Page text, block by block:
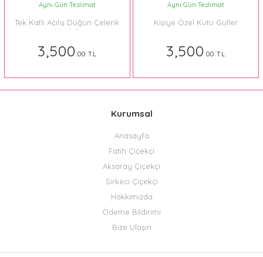
Aynı Gün Teslimat
Tek Katlı Açılış Düğün Çelenk
Modeli
3,500.00 TL
Aynı Gün Teslimat
Kişiye Özel Kutu Güller
3,500.00 TL
Kurumsal
Anasayfa
Fatih Çiçekçi
Aksaray Çiçekçi
Sirkeci Çiçekçi
Hakkımızda
Ödeme Bildirimi
Bize Ulaşın